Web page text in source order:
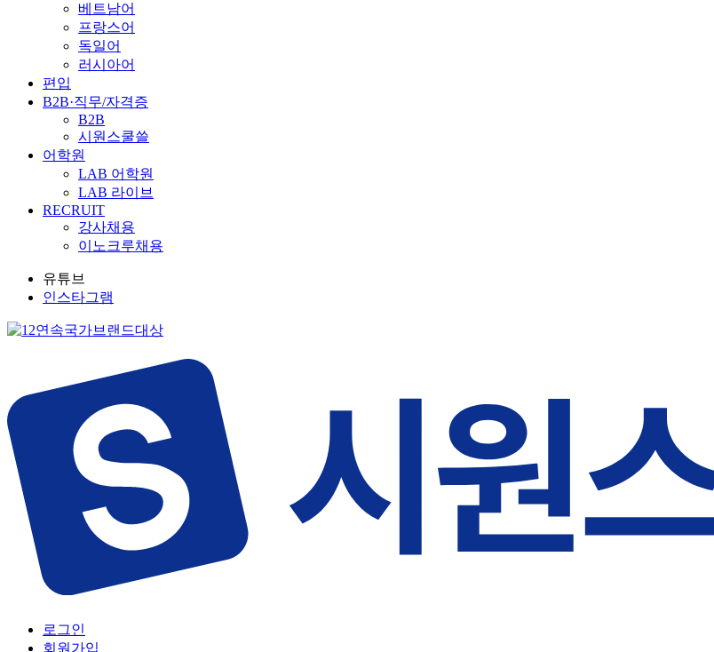
베트남어
프랑스어
독일어
러시아어
편입
B2B·직무/자격증
B2B
시원스쿨쓸
어학원
LAB 어학원
LAB 라이브
RECRUIT
강사채용
이노크루채용
유튜브
인스타그램
로그인
회원가입